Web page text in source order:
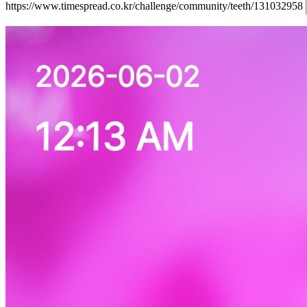
https://www.timespread.co.kr/challenge/community/teeth/131032958